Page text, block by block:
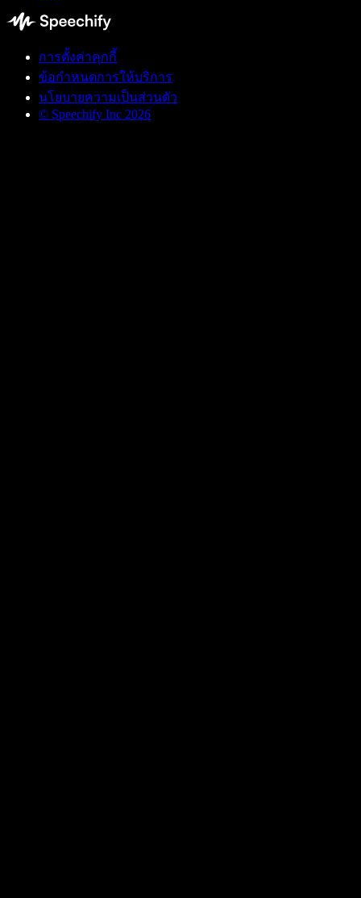
การตั้งค่าคุกกี้
ข้อกำหนดการให้บริการ
นโยบายความเป็นส่วนตัว
© Speechify Inc 2026